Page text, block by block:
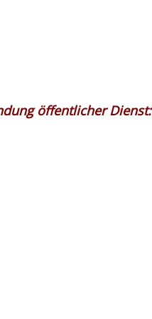
öffentlicher Dienst: